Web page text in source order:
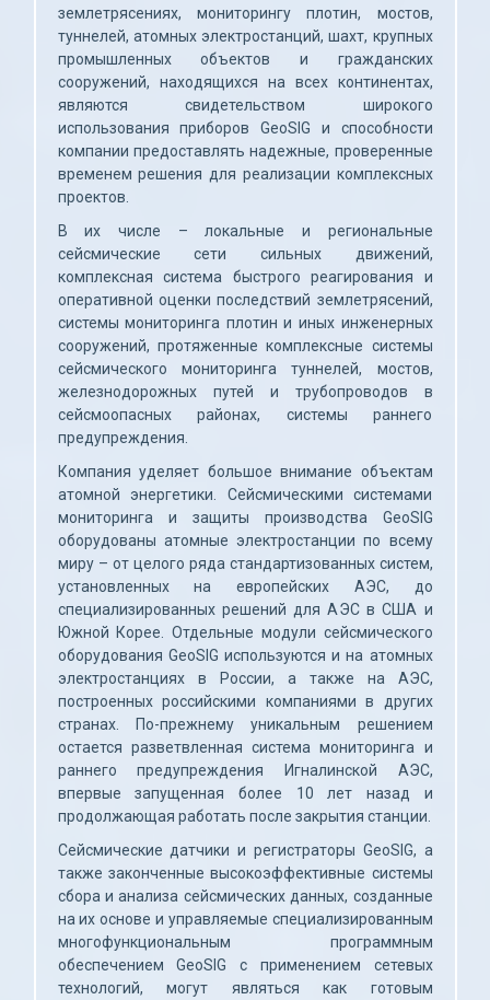
землетрясениях, мониторингу плотин, мостов,
туннелей, атомных электростанций, шахт, крупных
промышленных объектов и гражданских
сооружений, находящихся на всех континентах,
являются свидетельством широкого
использования приборов GeoSIG и способности
компании предоставлять надежные, проверенные
временем решения для реализации комплексных
проектов.
В их числе – локальные и региональные
сейсмические сети сильных движений,
комплексная система быстрого реагирования и
оперативной оценки последствий землетрясений,
системы мониторинга плотин и иных инженерных
сооружений, протяженные комплексные системы
сейсмического мониторинга туннелей, мостов,
железнодорожных путей и трубопроводов в
сейсмоопасных районах, системы раннего
предупреждения.
Компания уделяет большое внимание объектам
атомной энергетики. Сейсмическими системами
мониторинга и защиты производства GeoSIG
оборудованы атомные электростанции по всему
миру – от целого ряда стандартизованных систем,
установленных на европейских АЭС, до
специализированных решений для АЭС в США и
Южной Корее. Отдельные модули сейсмического
оборудования GeoSIG используются и на атомных
электростанциях в России, а также на АЭС,
построенных российскими компаниями в других
странах. По-прежнему уникальным решением
остается разветвленная система мониторинга и
раннего предупреждения Игналинской АЭС,
впервые запущенная более 10 лет назад и
продолжающая работать после закрытия станции.
Сейсмические датчики и регистраторы GeoSIG, а
также законченные высокоэффективные системы
сбора и анализа сейсмических данных, созданные
на их основе и управляемые специализированным
многофункциональным программным
обеспечением GeoSIG с применением сетевых
технологий, могут являться как готовым